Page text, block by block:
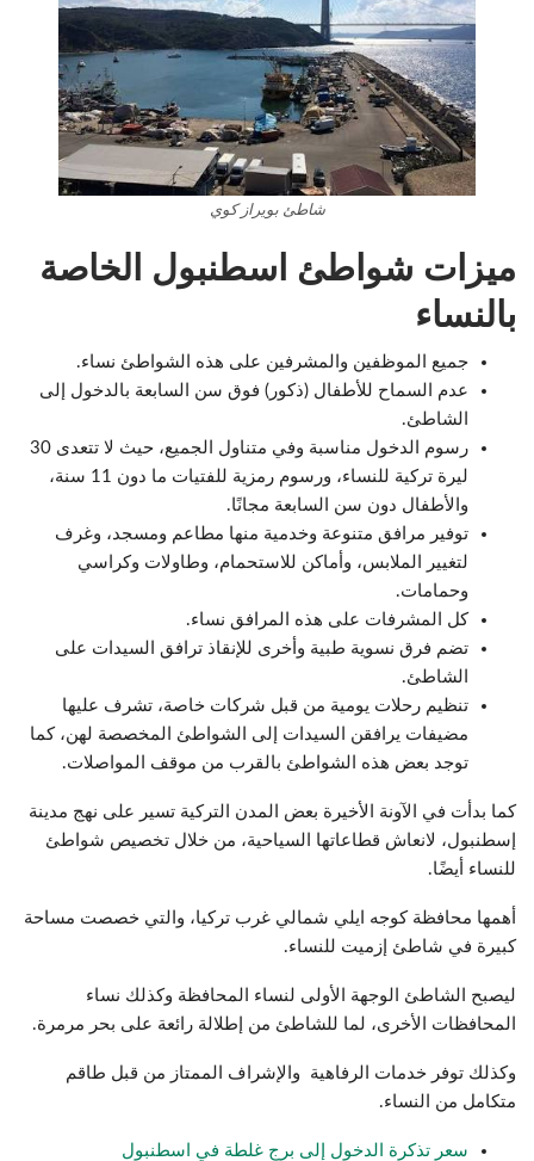
شاطئ بويراز كوي
ميزات شواطئ اسطنبول الخاصة
بالنساء
جميع الموظفين والمشرفين على هذه الشواطئ نساء.
عدم السماح للأطفال (ذكور) فوق سن السابعة بالدخول إلى
الشاطئ.
رسوم الدخول مناسبة وفي متناول الجميع، حيث لا تتعدى 30
ليرة تركية للنساء، ورسوم رمزية للفتيات ما دون 11 سنة،
والأطفال دون سن السابعة مجانًا.
توفير مرافق متنوعة وخدمية منها مطاعم ومسجد، وغرف
لتغيير الملابس، وأماكن للاستحمام، وطاولات وكراسي
وحمامات.
كل المشرفات على هذه المرافق نساء.
تضم فرق نسوية طبية وأخرى للإنقاذ ترافق السيدات على
الشاطئ.
تنظيم رحلات يومية من قبل شركات خاصة، تشرف عليها
مضيفات يرافقن السيدات إلى الشواطئ المخصصة لهن، كما
توجد بعض هذه الشواطئ بالقرب من موقف المواصلات.
كما بدأت في الآونة الأخيرة بعض المدن التركية تسير على نهج مدينة
إسطنبول، لانعاش قطاعاتها السياحية، من خلال تخصيص شواطئ
للنساء أيضًا.
أهمها محافظة كوجه ايلي شمالي غرب تركيا، والتي خصصت مساحة
كبيرة في شاطئ إزميت للنساء.
ليصبح الشاطئ الوجهة الأولى لنساء المحافظة وكذلك نساء
المحافظات الأخرى، لما للشاطئ من إطلالة رائعة على بحر مرمرة.
وكذلك توفر خدمات الرفاهية والإشراف الممتاز من قبل طاقم
متكامل من النساء.
سعر تذكرة الدخول إلى برج غلطة في اسطنبول